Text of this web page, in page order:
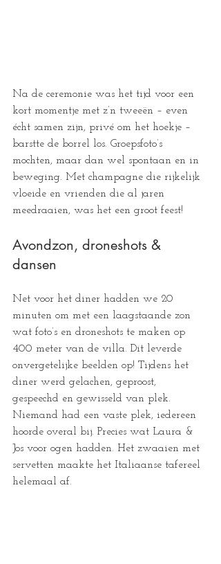
Na de ceremonie was het tijd voor een
kort momentje met z’n tweeën – even
écht samen zijn, privé om het hoekje –
barstte de borrel los. Groepsfoto’s
mochten, maar dan wel spontaan en in
beweging. Met champagne die rijkelijk
vloeide en vrienden die al jaren
meedraaien, was het een groot feest!
Avondzon, droneshots &
dansen
Net voor het diner hadden we 20
minuten om met een laagstaande zon
wat foto’s en droneshots te maken op
400 meter van de villa. Dit leverde
onvergetelijke beelden op! Tijdens het
diner werd gelachen, geproost,
gespeechd en gewisseld van plek.
Niemand had een vaste plek, iedereen
hoorde overal bij. Precies wat Laura &
Jos voor ogen hadden. Het zwaaien met
servetten maakte het Italiaanse tafereel
helemaal af.